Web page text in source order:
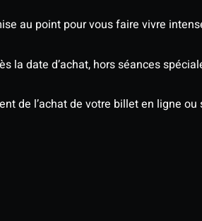
au point pour vous faire vivre
la date d’achat, hors séances
de l’achat de votre billet en ligne ou